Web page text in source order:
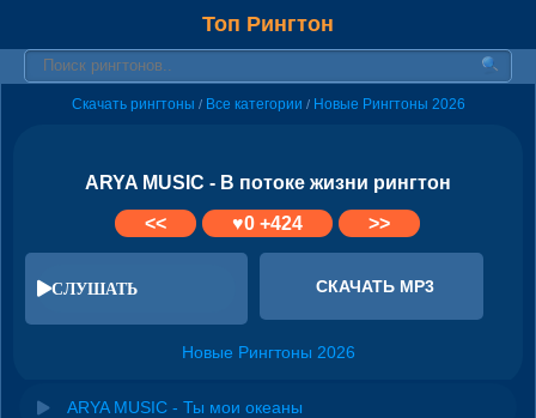
Топ Рингтон
Скачать рингтоны / Все категории / Новые Рингтоны 2026
ARYA MUSIC - В потоке жизни рингтон
<<
♥0+424 >>
СЛУШАТЬ СКАЧАТЬ MP3
Новые Рингтоны 2026
ARYA MUSIC - Ты мои океаны